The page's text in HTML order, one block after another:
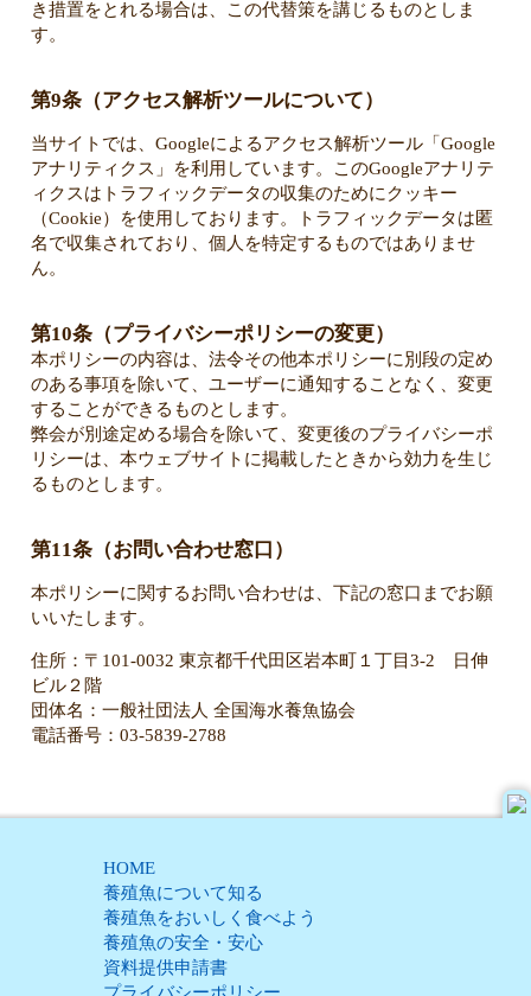
き措置をとれる場合は、この代替策を講じるものとしま
す。
第9条（アクセス解析ツールについて）
当サイトでは、Googleによるアクセス解析ツール「Google
アナリティクス」を利用しています。このGoogleアナリテ
ィクスはトラフィックデータの収集のためにクッキー
（Cookie）を使用しております。トラフィックデータは匿
名で収集されており、個人を特定するものではありませ
ん。
第10条（プライバシーポリシーの変更）
本ポリシーの内容は、法令その他本ポリシーに別段の定め
のある事項を除いて、ユーザーに通知することなく、変更
することができるものとします。
弊会が別途定める場合を除いて、変更後のプライバシーポ
リシーは、本ウェブサイトに掲載したときから効力を生じ
るものとします。
第11条（お問い合わせ窓口）
本ポリシーに関するお問い合わせは、下記の窓口までお願
いいたします。
住所：〒101-0032 東京都千代田区岩本町１丁目3-2 日伸
ビル２階
団体名：一般社団法人 全国海水養魚協会
電話番号：03-5839-2788
HOME
養殖魚について知る
養殖魚をおいしく食べよう
養殖魚の安全・安心
資料提供申請書